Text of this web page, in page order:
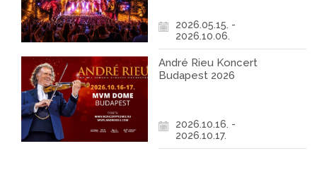
2026.05.15. -
2026.10.06.
André Rieu Koncert
Budapest 2026
2026.10.16. -
2026.10.17.